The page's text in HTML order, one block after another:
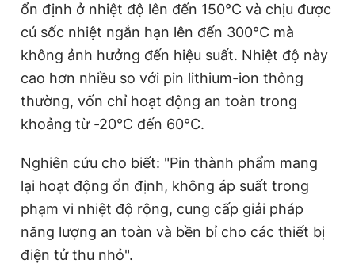
ổn định ở nhiệt độ lên đến 150°C và chịu được
cú sốc nhiệt ngắn hạn lên đến 300°C mà
không ảnh hưởng đến hiệu suất. Nhiệt độ này
cao hơn nhiều so với pin lithium-ion thông
thường, vốn chỉ hoạt động an toàn trong
khoảng từ -20°C đến 60°C.
Nghiên cứu cho biết: "Pin thành phẩm mang
lại hoạt động ổn định, không áp suất trong
phạm vi nhiệt độ rộng, cung cấp giải pháp
năng lượng an toàn và bền bỉ cho các thiết bị
điện tử thu nhỏ".